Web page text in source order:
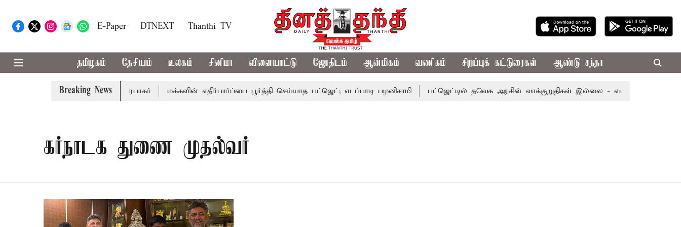
E-Paper DTNEXT Thanthi TV
தமிழகம் தேசியம் உலகம் சினிமா விளையாட்டு ஜோதிடம் ஆன்மிகம் வணிகம் சிறப்புக் கட்டுரைகள் ஆண்டு சந்தா
Breaking News
- சபாநாயகர் ஜே.சி.டி.பிரபாகர் மக்களின் எதிர்பார்ப்பை பூர்த்தி செய்யாத பட்ஜெட்; எடப்பாடி பழனிசாமி பட்ஜெட்டில் தவெக அரசின் வாக்குறுதிகள் இல்லை - எடப்பாடி பழனிசாமி
கர்நாடக துணை முதல்வர்